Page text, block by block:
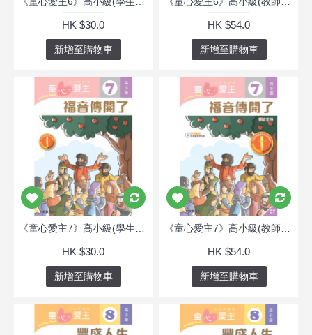
HK $30.0
新增至購物車
HK $54.0
新增至購物車
HK $30.0
新增至購物車
HK $54.0
新增至購物車